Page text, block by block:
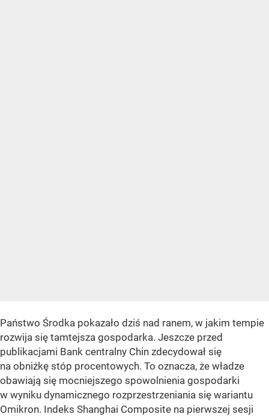
Państwo Środka pokazało dziś nad ranem, w jakim tempie
rozwija się tamtejsza gospodarka. Jeszcze przed
publikacjami Bank centralny Chin zdecydował się
na obniżkę stóp procentowych. To oznacza, że władze
obawiają się mocniejszego spowolnienia gospodarki
w wyniku dynamicznego rozprzestrzeniania się wariantu
Omikron. Indeks Shanghai Composite na pierwszej sesji